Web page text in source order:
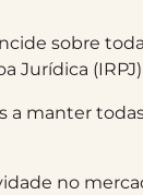
sobre
Jurídica
manter
no